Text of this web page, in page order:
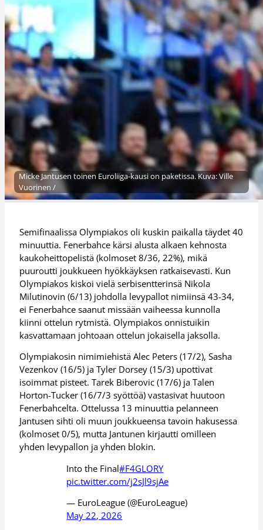
Micke Jantusen toinen Euroliiga-kausi on paketissa. Kuva: Ville
Vuorinen /
Semifinaalissa Olympiakos oli kuskin paikalla täydet 40
minuuttia. Fenerbahce kärsi alusta alkaen kehnosta
kaukoheittopelistä (kolmoset 8/36, 22%), mikä
puuroutti joukkueen hyökkäyksen ratkaisevasti. Kun
Olympiakos kiskoi vielä serbisentterinsä Nikola
Milutinovin (6/13) johdolla levypallot nimiinsä 43-34,
ei Fenerbahce saanut missään vaiheessa kunnolla
kiinni ottelun rytmistä. Olympiakos onnistuikin
kasvattamaan johtoaan ottelun jokaisella jaksolla.
Olympiakosin nimimiehistä Alec Peters (17/2), Sasha
Vezenkov (16/5) ja Tyler Dorsey (15/3) upottivat
isoimmat pisteet. Tarek Biberovic (17/6) ja Talen
Horton-Tucker (16/7/3 syöttöä) vastasivat huutoon
Fenerbahcelta. Ottelussa 13 minuuttia pelanneen
Jantusen sihti oli muun joukkueensa tavoin hakusessa
(kolmoset 0/5), mutta Jantunen kirjautti omilleen
yhden levypallon ja yhden blokin.
Into the Final#F4GLORY
pic.twitter.com/j2sJl9sjAe
— EuroLeague (@EuroLeague)
May 22, 2026